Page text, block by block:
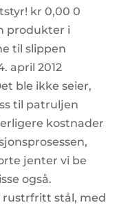
kr 0,00 0
produkter i
til slippen
april 2012
ble ikke seier,
til patruljen
kostnader
jenter vi be
også.
rustrfritt stål, med